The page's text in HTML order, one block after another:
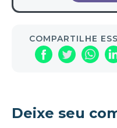
COMPARTILHE
Deixe seu